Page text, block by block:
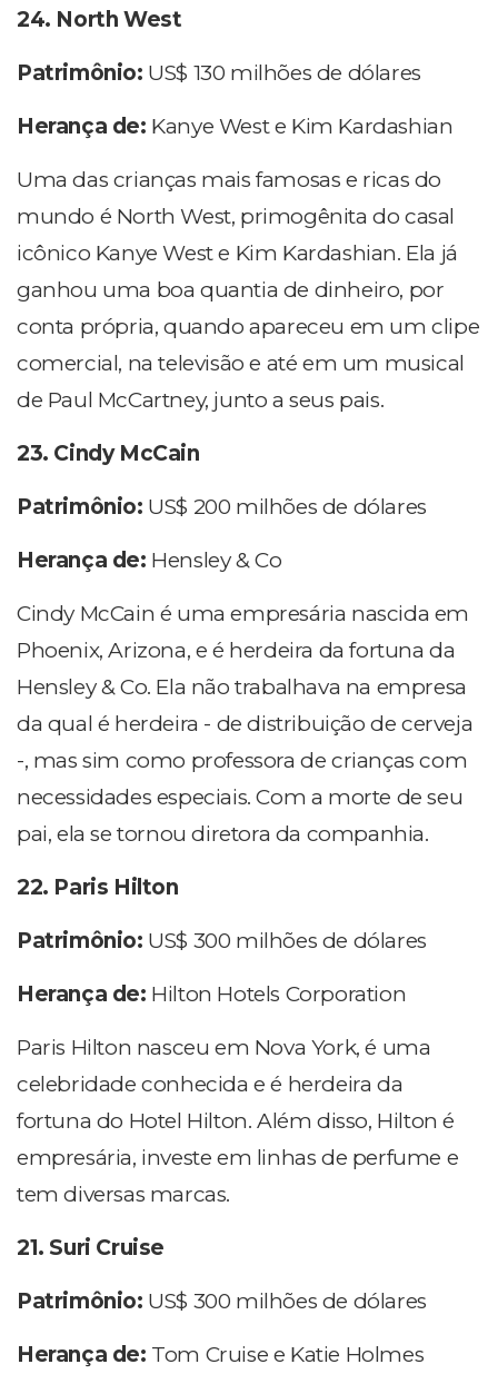
24. North West
Patrimônio: US$ 130 milhões de dólares
Herança de: Kanye West e Kim Kardashian
Uma das crianças mais famosas e ricas do
mundo é North West, primogênita do casal
icônico Kanye West e Kim Kardashian. Ela já
ganhou uma boa quantia de dinheiro, por
conta própria, quando apareceu em um clipe
comercial, na televisão e até em um musical
de Paul McCartney, junto a seus pais.
23. Cindy McCain
Patrimônio: US$ 200 milhões de dólares
Herança de: Hensley & Co
Cindy McCain é uma empresária nascida em
Phoenix, Arizona, e é herdeira da fortuna da
Hensley & Co. Ela não trabalhava na empresa
da qual é herdeira - de distribuição de cerveja
-, mas sim como professora de crianças com
necessidades especiais. Com a morte de seu
pai, ela se tornou diretora da companhia.
22. Paris Hilton
Patrimônio: US$ 300 milhões de dólares
Herança de: Hilton Hotels Corporation
Paris Hilton nasceu em Nova York, é uma
celebridade conhecida e é herdeira da
fortuna do Hotel Hilton. Além disso, Hilton é
empresária, investe em linhas de perfume e
tem diversas marcas.
21. Suri Cruise
Patrimônio: US$ 300 milhões de dólares
Herança de: Tom Cruise e Katie Holmes